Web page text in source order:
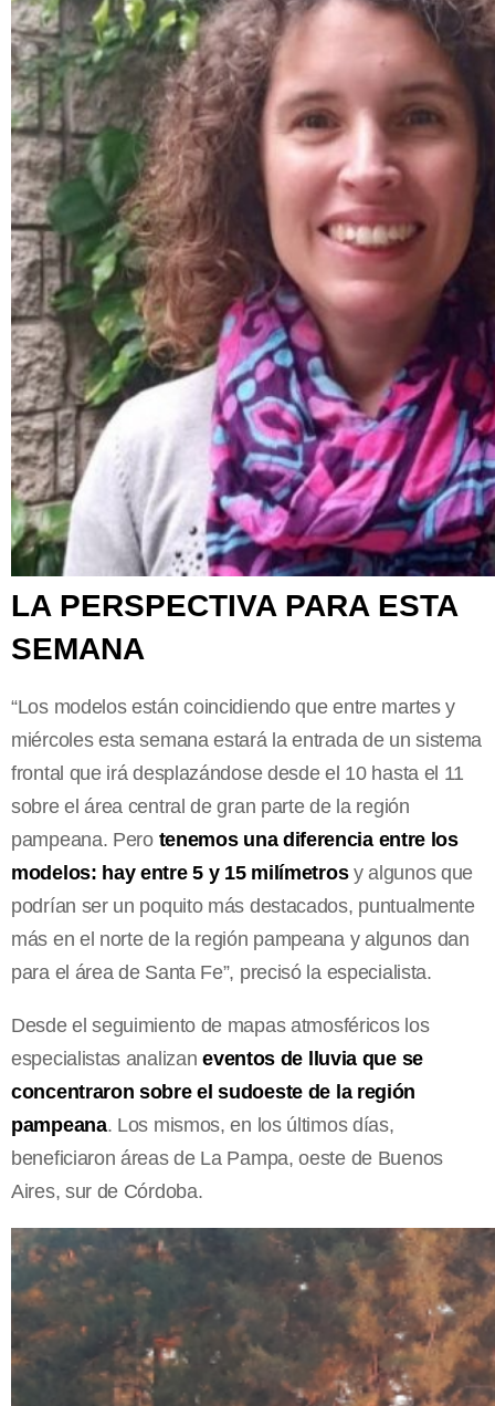
LA PERSPECTIVA PARA ESTA
SEMANA
“Los modelos están coincidiendo que entre martes y
miércoles esta semana estará la entrada de un sistema
frontal que irá desplazándose desde el 10 hasta el 11
sobre el área central de gran parte de la región
pampeana. Pero tenemos una diferencia entre los
modelos: hay entre 5 y 15 milímetrosy algunos que
podrían ser un poquito más destacados, puntualmente
más en el norte de la región pampeana y algunos dan
para el área de Santa Fe”, precisó la especialista.
Desde el seguimiento de mapas atmosféricos los
especialistas analizaneventos de lluvia que se
concentraron sobre el sudoeste de la región
pampeana. Los mismos, en los últimos días,
beneficiaron áreas de La Pampa, oeste de Buenos
Aires, sur de Córdoba.